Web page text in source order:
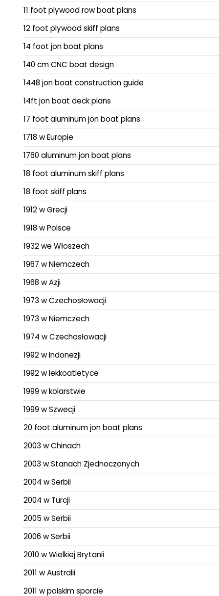
11 foot plywood row boat plans
12 foot plywood skiff plans
14 foot jon boat plans
140 cm CNC boat design
1448 jon boat construction guide
14ft jon boat deck plans
17 foot aluminum jon boat plans
1718 w Europie
1760 aluminum jon boat plans
18 foot aluminum skiff plans
18 foot skiff plans
1912 w Grecji
1918 w Polsce
1932 we Włoszech
1967 w Niemczech
1968 w Azji
1973 w Czechosłowacji
1973 w Niemczech
1974 w Czechosłowacji
1992 w Indonezji
1992 w lekkoatletyce
1999 w kolarstwie
1999 w Szwecji
20 foot aluminum jon boat plans
2003 w Chinach
2003 w Stanach Zjednoczonych
2004 w Serbii
2004 w Turcji
2005 w Serbii
2006 w Serbii
2010 w Wielkiej Brytanii
2011 w Australii
2011 w polskim sporcie